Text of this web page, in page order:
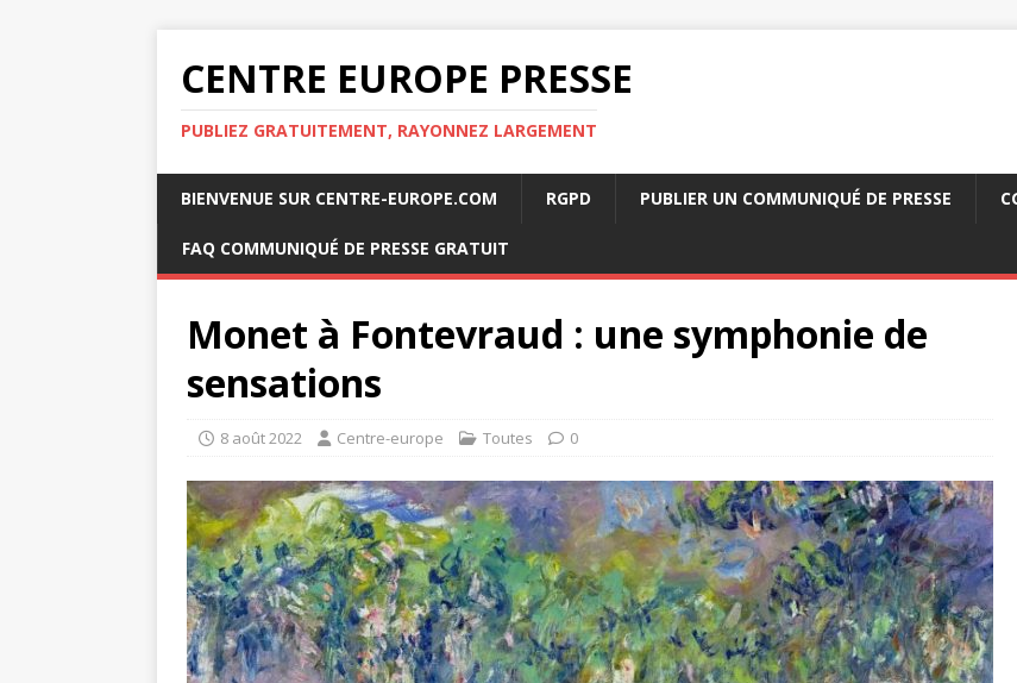
CENTRE EUROPE PRESSE
PUBLIEZ GRATUITEMENT, RAYONNEZ LARGEMENT
BIENVENUE SUR CENTRE-EUROPE.COM RGPD PUBLIER UN COMMUNIQUÉ DE PRESSE
FAQ COMMUNIQUÉ DE PRESSE GRATUIT
Monet à Fontevraud : une symphonie de
sensations
8 août 2022 Centre-europe Toutes 0